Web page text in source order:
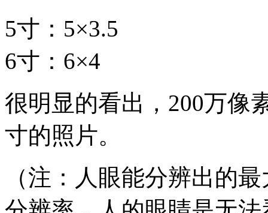
5寸：5×3.5
6寸：6×4
很明显的看出，200万像
寸的照片。
（注：人眼能分辨出的